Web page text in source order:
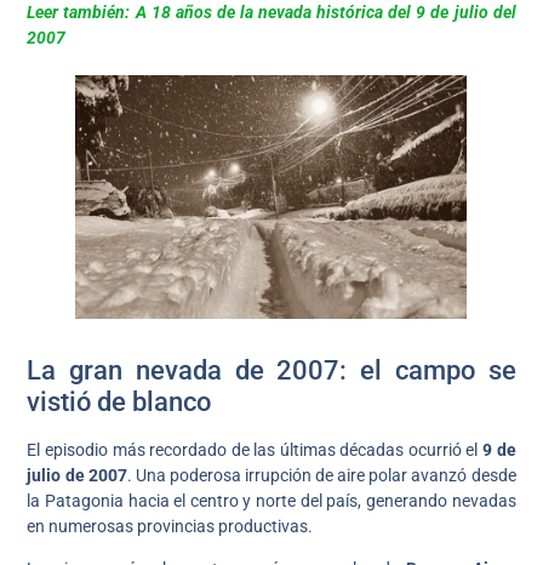
Leer también: A 18 años de la nevada histórica del 9 de julio del
2007
La gran nevada de 2007: el campo se
vistió de blanco
El episodio más recordado de las últimas décadas ocurrió el9 de
julio de 2007. Una poderosa irrupción de aire polar avanzó desde
la Patagonia hacia el centro y norte del país, generando nevadas
en numerosas provincias productivas.